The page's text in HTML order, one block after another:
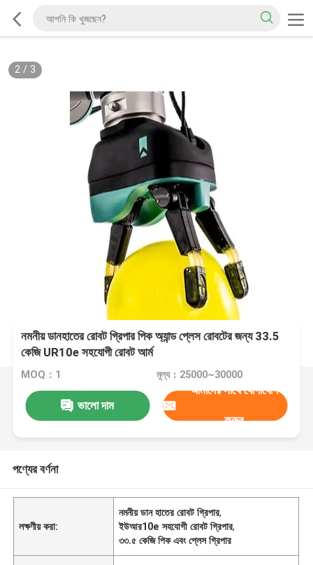
2/ 3
নমনীয় ডানহাতের রোবট গ্রিপার পিক অ্যান্ড প্লেস রোবটের জন্য 33.5
কেজি UR10e সহযোগী রোবট আর্ম
MOQ：1 মূল্য：25000~30000
ভালো দাম
আমাদের সাথে যোগাযোগ
করুন
পণ্যের বর্ণনা
লক্ষণীয় করা:
নমনীয় ডান হাতের রোবট গ্রিপার,
ইউআর10e সহযোগী রোবট গ্রিপার,
৩৩.৫ কেজি পিক এবং প্লেস গ্রিপার